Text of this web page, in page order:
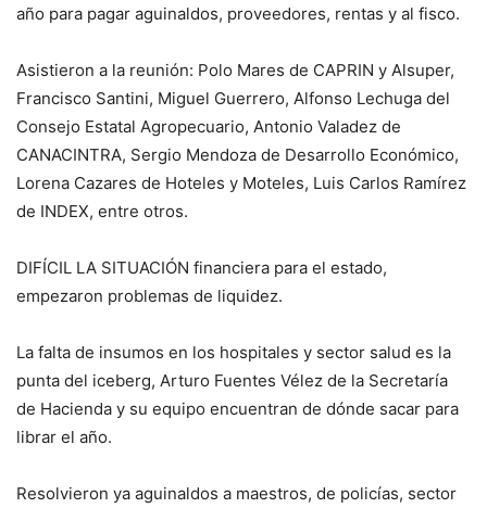
año para pagar aguinaldos, proveedores, rentas y al fisco.
Asistieron a la reunión: Polo Mares de CAPRIN y Alsuper,
Francisco Santini, Miguel Guerrero, Alfonso Lechuga del
Consejo Estatal Agropecuario, Antonio Valadez de
CANACINTRA, Sergio Mendoza de Desarrollo Económico,
Lorena Cazares de Hoteles y Moteles, Luis Carlos Ramírez
de INDEX, entre otros.
DIFÍCIL LA SITUACIÓN financiera para el estado,
empezaron problemas de liquidez.
La falta de insumos en los hospitales y sector salud es la
punta del iceberg, Arturo Fuentes Vélez de la Secretaría
de Hacienda y su equipo encuentran de dónde sacar para
librar el año.
Resolvieron ya aguinaldos a maestros, de policías, sector